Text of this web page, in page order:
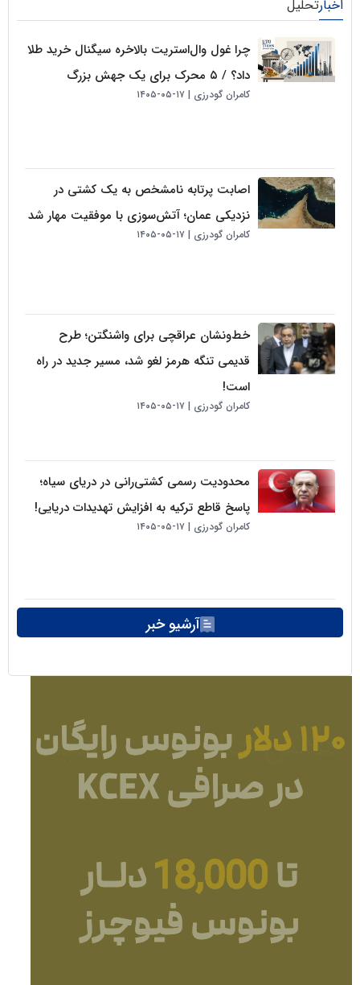
چرا غول وال‌استریت بالاخره سیگنال خرید طلا
داد؟ / ۵ محرک برای یک جهش بزرگ
کامران گودرزی ۱۷-۰۵-۱۴۰۵
اصابت پرتابه نامشخص به یک کشتی در
نزدیکی عمان؛ آتش‌سوزی با موفقیت مهار شد
کامران گودرزی ۱۷-۰۵-۱۴۰۵
خط‌ونشان عراقچی برای واشنگتن؛ طرح
قدیمی تنگه هرمز لغو شد، مسیر جدید در راه
کامران گودرزی ۱۷-۰۵-۱۴۰۵
محدودیت رسمی کشتی‌رانی در دریای سیاه؛
پاسخ قاطع ترکیه به افزایش تهدیدات دریایی!
کامران گودرزی ۱۷-۰۵-۱۴۰۵
آرشیو خبر